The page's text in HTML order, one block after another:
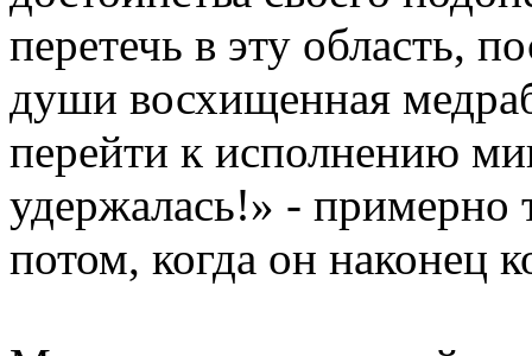
перетечь в эту область,
души восхищенная
перейти к исполнению
удержалась!» - примерно
потом, когда он наконец